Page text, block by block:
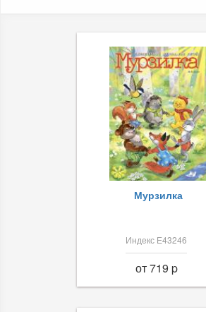
Мурзилка
Индекс Е43246
от 719 p